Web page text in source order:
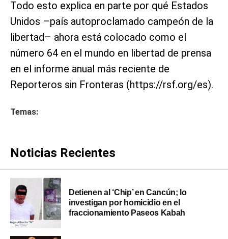
Todo esto explica en parte por qué Estados
Unidos –país autoproclamado campeón de la
libertad– ahora está colocado como el
número 64 en el mundo en libertad de prensa
en el informe anual más reciente de
Reporteros sin Fronteras (https://rsf.org/es).
Temas:
Noticias Recientes
Detienen al ‘Chip’ en Cancún; lo
investigan por homicidio en el
fraccionamiento Paseos Kabah